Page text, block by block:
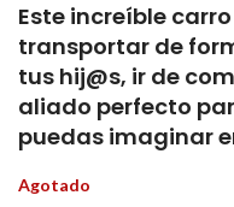
Este increíble
transportar de
tus hij@s, ir de
aliado perfecto
puedas imaginar
Agotado